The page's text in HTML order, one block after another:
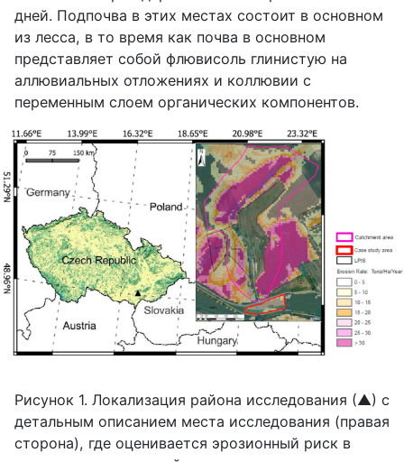
дней. Подпочва в этих местах состоит в основном
из лесса, в то время как почва в основном
представляет собой флювисоль глинистую на
аллювиальных отложениях и коллювии с
переменным слоем органических компонентов.
Рисунок 1. Локализация района исследования (▲) с
детальным описанием места исследования (правая
сторона), где оценивается эрозионный риск в